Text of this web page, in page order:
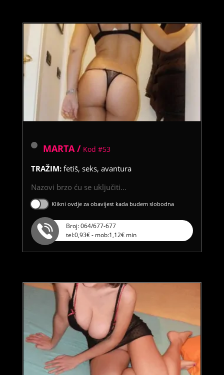
MARTA / Kod #53
TRAŽIM: fetiš, seks, avantura
Nazovi brzo ću se uključiti...
Klikni ovdje za obavijest kada budem slobodna
Broj: 064/677-677
tel:0,93€ - mob:1,12€ min